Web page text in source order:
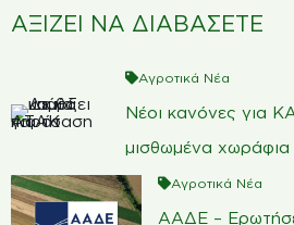
ΑΞΙΖΕΙ ΝΑ ΔΙΑΒΑΣΕΤΕ
Αγροτικά Νέα
Νέοι κανόνες για
μισθωμένα χωράφια
Αγροτικά Νέα
ΑΑΔΕ –